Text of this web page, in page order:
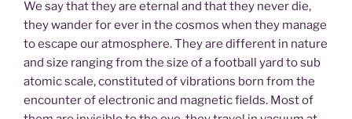
We say that they are eternal and that they never die,
they wander for ever in the cosmos when they manage
to escape our atmosphere. They are different in nature
and size ranging from the size of a football yard to sub
atomic scale, constituted of vibrations born from the
encounter of electronic and magnetic fields. Most of